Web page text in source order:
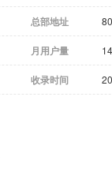
总部地址
月用户量
收录时间